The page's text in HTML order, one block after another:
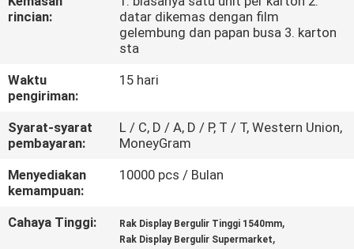
KAMI
BERITA
KASUS
SITEMAP
rincian:
datar dikemas dengan film
gelembung dan papan busa 3. karton
sta
Waktu
pengiriman:
15 hari
Syarat-syarat
pembayaran:
L / C, D / A, D / P, T / T, Western Union,
MoneyGram
Menyediakan
kemampuan:
10000 pcs / Bulan
Cahaya Tinggi: Rak Display Bergulir Tinggi 1540mm,
Rak Display Bergulir Supermarket,